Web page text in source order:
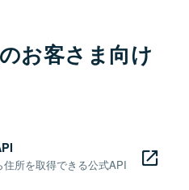
お客さま向け
所を取得できる公式API